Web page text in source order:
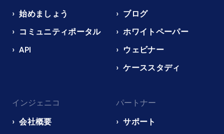
始めましょう
コミュニティポータル
API
ブログ
ホワイトペーパー
ウェビナー
ケーススタディ
インジェニコ
会社概要
パートナー
サポート